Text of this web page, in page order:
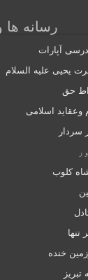
رسانه ها
آپارات
یحیی علیه السلام
حق
وعقاید اسلامی
سردار
کلوب
تنها
خنده
تبریز